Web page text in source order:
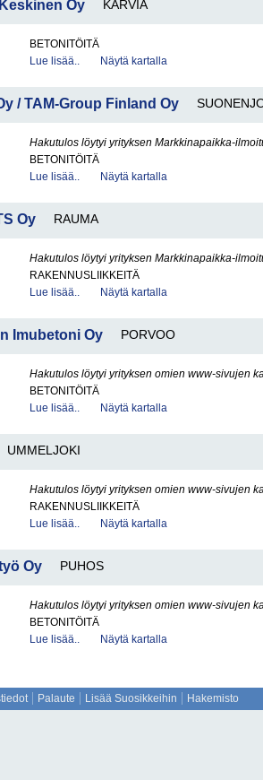
Oy KARVIA
BETONITÖITÄ
Lue lisää..
Näytä kartalla
/ TAM-Group Finland Oy
Hakutulos löytyi yrityksen Markkinapaikka-
BETONITÖITÄ
Lue lisää..
Näytä kartalla
Oy RAUMA
Hakutulos löytyi yrityksen Markkinapaikka-
RAKENNUSLIIKKEITÄ
Lue lisää..
Näytä kartalla
Imubetoni Oy PORVOO
Hakutulos löytyi yrityksen omien www-sivujen
BETONITÖITÄ
Lue lisää..
Näytä kartalla
UMMELJOKI
Hakutulos löytyi yrityksen omien www-sivujen
RAKENNUSLIIKKEITÄ
Lue lisää..
Näytä kartalla
Oy PUHOS
Hakutulos löytyi yrityksen omien www-sivujen
BETONITÖITÄ
Lue lisää..
Näytä kartalla
Palaute Lisää Suosikkeihin Hakemisto